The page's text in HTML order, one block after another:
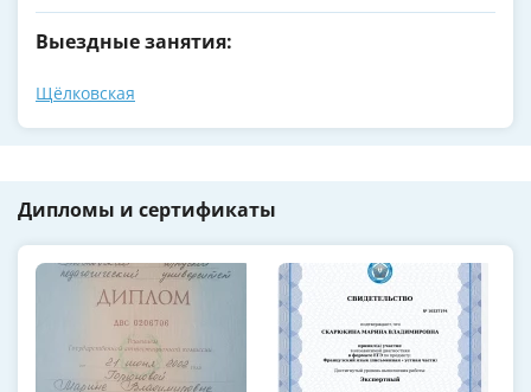
Выездные занятия:
Щёлковская
Дипломы и сертификаты